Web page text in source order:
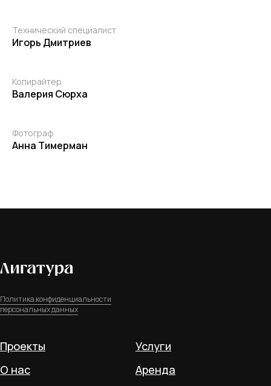
Технический специалист
Игорь Дмитриев
Копирайтер
Валерия Сюрха
Фотограф
Анна Тимерман
Политика конфиденциальности
персональных данных
Проекты
О нас
Услуги
Аренда